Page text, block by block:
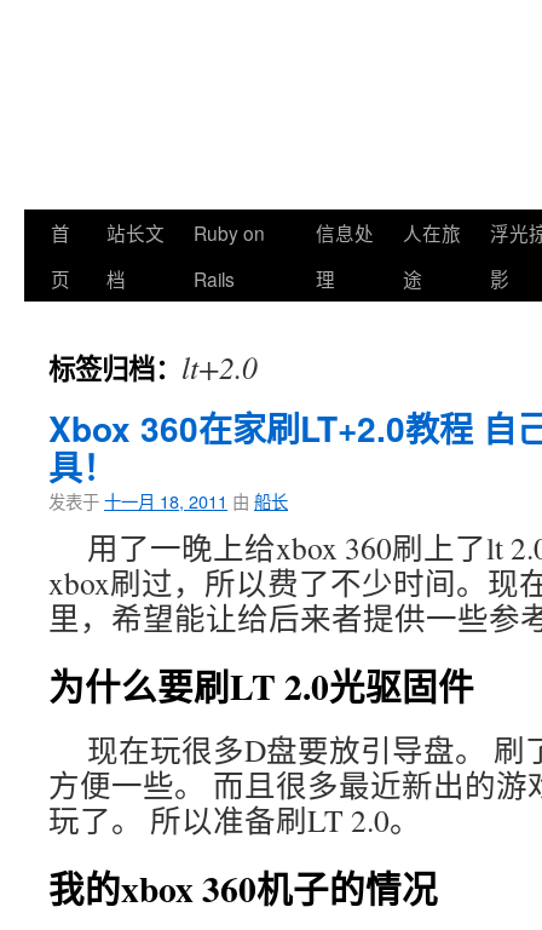
首
页
站长文
档
Ruby on
Rails
信息处
理
人在旅
途
浮光
影
标签归档： lt+2.0
Xbox 360在家刷LT+2.0教程 自
具！
发表于十一月 18, 2011 由 船长
用了一晚上给xbox 360刷上了lt
xbox刷过，所以费了不少时间。现
里，希望能让给后来者提供一些参
为什么要刷LT 2.0光驱固件
现在玩很多D盘要放引导盘。 刷
方便一些。 而且很多最近新出的游
玩了。 所以准备刷LT 2.0。
我的xbox 360机子的情况